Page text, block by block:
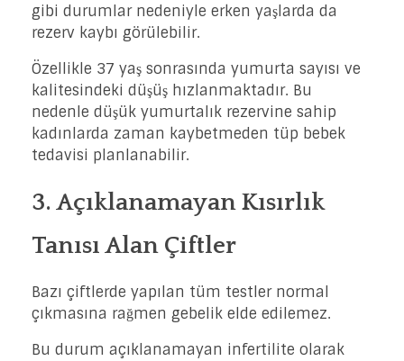
gibi durumlar nedeniyle erken yaşlarda da
rezerv kaybı görülebilir.
Özellikle 37 yaş sonrasında yumurta sayısı ve
kalitesindeki düşüş hızlanmaktadır. Bu
nedenle düşük yumurtalık rezervine sahip
kadınlarda zaman kaybetmeden tüp bebek
tedavisi planlanabilir.
3. Açıklanamayan Kısırlık
Tanısı Alan Çiftler
Bazı çiftlerde yapılan tüm testler normal
çıkmasına rağmen gebelik elde edilemez.
Bu durum açıklanamayan infertilite olarak